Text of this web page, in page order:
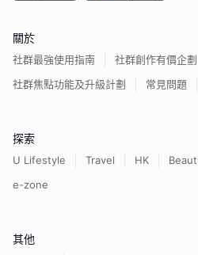
關於
社群最強使用指南
社群創作有價企劃
社群焦點功能及升級計劃
常見問題
探索
U Lifestyle Travel HK
e-zone
其他